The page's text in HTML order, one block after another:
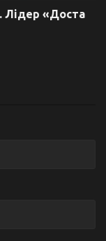
Лідер «Доста